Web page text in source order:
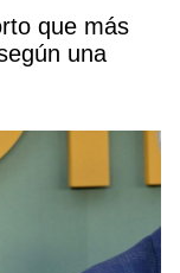
que más
una